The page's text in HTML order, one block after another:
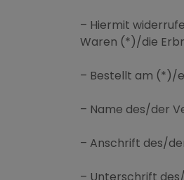
– Hiermit
Waren (*)/die
– Bestellt am (*)/
– Name des/der
– Anschrift des/